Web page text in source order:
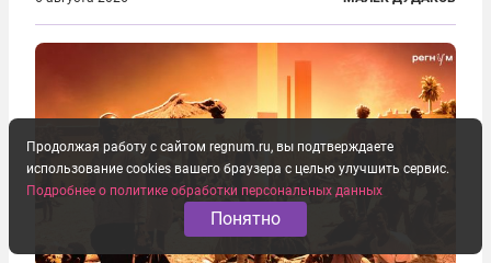
прекратить заморские войны, выплатить
репарации Ирану, остановить прием мигрантов...
Продолжая работу с сайтом regnum.ru, вы подтверждаете
использование cookies вашего браузера с целью улучшить сервис.
Подробнее о политике обработки персональных данных
Понятно